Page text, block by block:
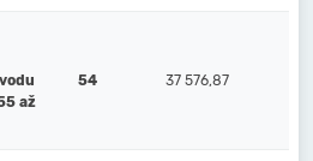
až
54 37 576,87